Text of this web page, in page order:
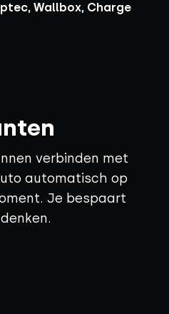
Wallbox, Charge
verbinden met
automatisch op
Je bespaart